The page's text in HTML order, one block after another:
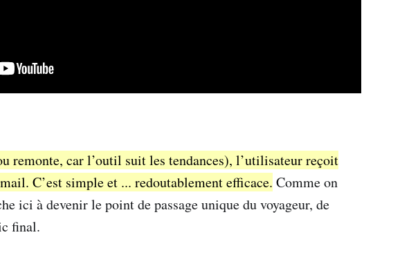
remonte, car l’outil suit les tendances), l’utilisateur reçoit
C’est simple et ... redoutablement efficace. Comme on
ici à devenir le point de passage unique du voyageur, de
final.